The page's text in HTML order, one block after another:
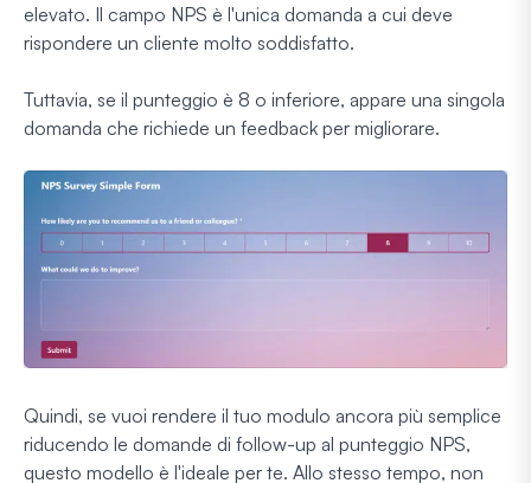
elevato. Il campo NPS è l'unica domanda a cui deve
rispondere un cliente molto soddisfatto.
Tuttavia, se il punteggio è 8 o inferiore, appare una singola
domanda che richiede un feedback per migliorare.
Quindi, se vuoi rendere il tuo modulo ancora più semplice
riducendo le domande di follow-up al punteggio NPS,
questo modello è l'ideale per te. Allo stesso tempo, non